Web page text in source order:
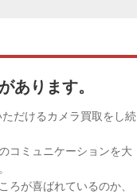
あります。
だけるカメラ買取をし続
コミュニケーションを大
ろが喜ばれているのか、